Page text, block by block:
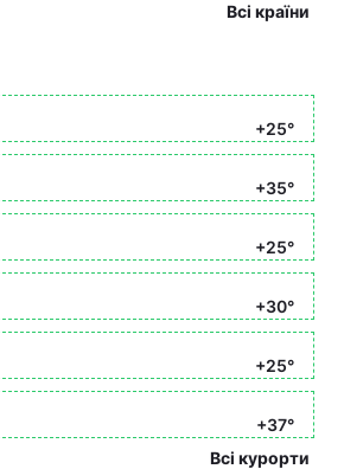
Всі країни
+25°
+35°
+25°
+30°
+25°
+37°
Всі курорти